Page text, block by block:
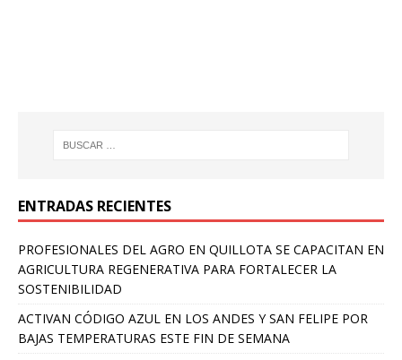
ENTRADAS RECIENTES
PROFESIONALES DEL AGRO EN QUILLOTA SE CAPACITAN EN
AGRICULTURA REGENERATIVA PARA FORTALECER LA
SOSTENIBILIDAD
ACTIVAN CÓDIGO AZUL EN LOS ANDES Y SAN FELIPE POR
BAJAS TEMPERATURAS ESTE FIN DE SEMANA